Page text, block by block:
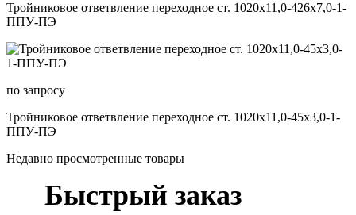
Тройниковое ответвление переходное ст. 1020х11,0-426х7,0-1-
ППУ-ПЭ
по запросу
Тройниковое ответвление переходное ст. 1020х11,0-45х3,0-1-
ППУ-ПЭ
Недавно просмотренные товары
Быстрый заказ